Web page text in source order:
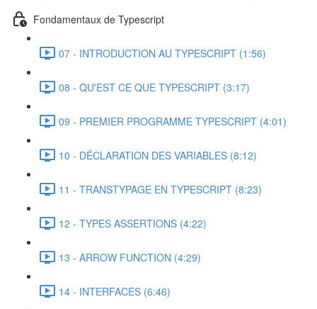
Fondamentaux de Typescript
07 - INTRODUCTION AU TYPESCRIPT (1:56)
08 - QU'EST CE QUE TYPESCRIPT (3:17)
09 - PREMIER PROGRAMME TYPESCRIPT (4:01)
10 - DÉCLARATION DES VARIABLES (8:12)
11 - TRANSTYPAGE EN TYPESCRIPT (8:23)
12 - TYPES ASSERTIONS (4:22)
13 - ARROW FUNCTION (4:29)
14 - INTERFACES (6:46)